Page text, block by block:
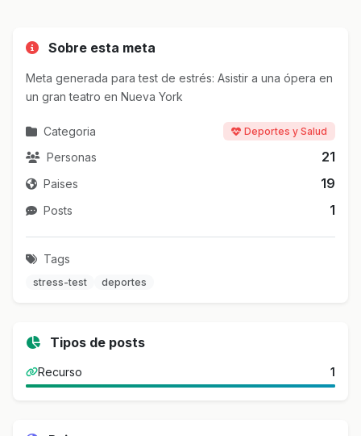
Sobre esta meta
Meta generada para test de estrés: Asistir a una ópera en
un gran teatro en Nueva York
Categoria Deportes y Salud
Personas 21
Paises 19
Posts 1
Tags
stress-test deportes
Tipos de posts
Recurso 1